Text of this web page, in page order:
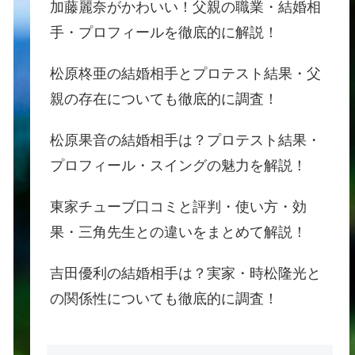
加藤麗奈がかわいい！父親の職業・結婚相
手・プロフィールを徹底的に解説！
松原柊亜の結婚相手とプロテスト結果・父
親の存在についても徹底的に調査！
松原果音の結婚相手は？プロテスト結果・
プロフィール・スイングの魅力を解説！
東家チューブ口コミと評判・使い方・効
果・三角先生との違いをまとめて解説！
吉田優利の結婚相手は？実家・時松隆光と
の関係性についても徹底的に調査！